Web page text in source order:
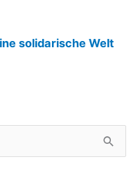
solidarische Welt:
n